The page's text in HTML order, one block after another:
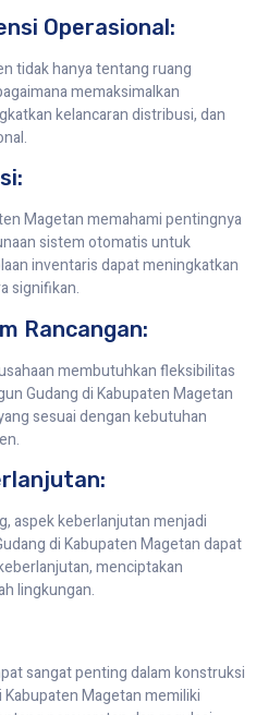
Operasional:
tidak hanya tentang ruang
memaksimalkan
kelancaran distribusi, dan
Magetan memahami pentingnya
sistem otomatis untuk
inventaris dapat meningkatkan
signifikan.
Rancangan:
membutuhkan fleksibilitas
Gudang di Kabupaten Magetan
sesuai dengan kebutuhan
aspek keberlanjutan menjadi
di Kabupaten Magetan dapat
menciptakan
lingkungan.
sangat penting dalam konstruksi
Magetan memiliki